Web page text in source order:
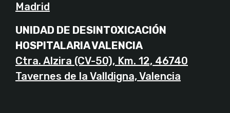
Madrid
UNIDAD DE DESINTOXICACIÓN
HOSPITALARIA VALENCIA
Ctra. Alzira (CV-50), Km. 12, 46740
Tavernes de la Valldigna, Valencia